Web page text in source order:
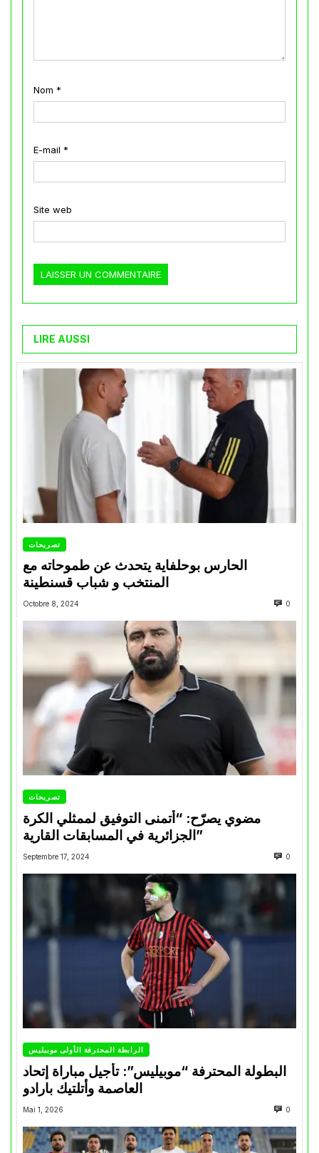
Nom *
E-mail *
Site web
LIRE AUSSI
تصريحات
الحارس بوحلفاية يتحدث عن طموحاته مع
المنتخب و شباب قسنطينة
Octobre 8, 2024 0
تصريحات
مضوي يصرّح: “أتمنى التوفيق لممثلي الكرة
الجزائرية في المسابقات القارية”
Septembre 17, 2024 0
الرابطة المحترفة الأولى موبيليس
البطولة المحترفة “موبيليس”: تأجيل مباراة إتحاد
العاصمة وأتلتيك بارادو
Mai 1, 2026 0